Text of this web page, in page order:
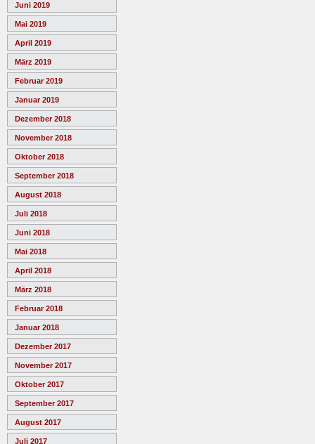
Juni 2019
Mai 2019
April 2019
März 2019
Februar 2019
Januar 2019
Dezember 2018
November 2018
Oktober 2018
September 2018
August 2018
Juli 2018
Juni 2018
Mai 2018
April 2018
März 2018
Februar 2018
Januar 2018
Dezember 2017
November 2017
Oktober 2017
September 2017
August 2017
Juli 2017